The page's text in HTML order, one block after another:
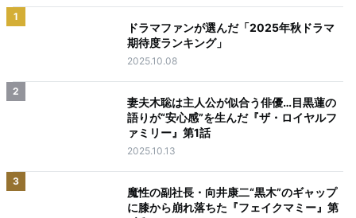
1
ドラマファンが選んだ「2025年秋ドラマ
期待度ランキング」
2025.10.08
2
妻夫木聡は主人公が似合う俳優…目黒蓮の
語りが“安心感”を生んだ『ザ・ロイヤルフ
ァミリー』第1話
2025.10.13
3
魔性の副社長・向井康二“黒木”のギャップ
に膝から崩れ落ちた『フェイクマミー』第